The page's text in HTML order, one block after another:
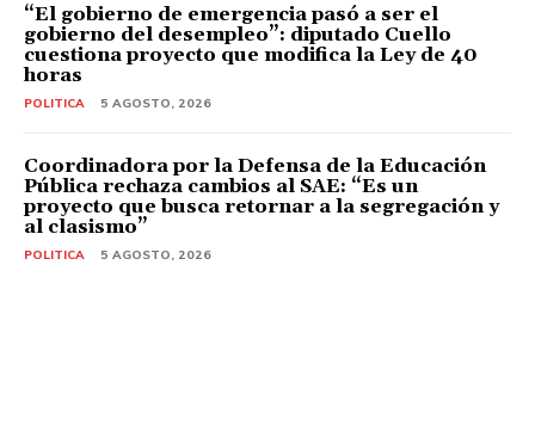
“El gobierno de emergencia pasó a ser el
gobierno del desempleo”: diputado Cuello
cuestiona proyecto que modifica la Ley de 40
horas
POLITICA 5 AGOSTO, 2026
Coordinadora por la Defensa de la Educación
Pública rechaza cambios al SAE: “Es un
proyecto que busca retornar a la segregación y
al clasismo”
POLITICA 5 AGOSTO, 2026